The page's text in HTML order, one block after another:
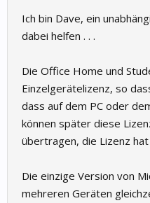
Ich bin Dave, ein
dabei helfen . . .
Die Office Home und
Einzelgerätelizenz, so
dass auf dem PC oder
können später diese
übertragen, die Lizenz
Die einzige Version von
mehreren Geräten